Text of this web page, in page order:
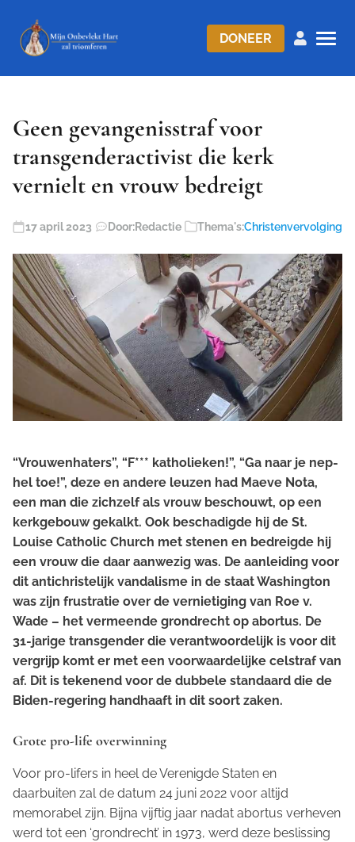
DONEER
Geen gevangenisstraf voor
transgenderactivist die kerk
vernielt en vrouw bedreigt
17 april 2023 Door:Redactie Thema's:Christenvervolging
“Vrouwenhaters”, “F*** katholieken!”, “Ga naar je nep-
hel toe!”, deze en andere leuzen had Maeve Nota,
een man die zichzelf als vrouw beschouwt, op een
kerkgebouw gekalkt. Ook beschadigde hij de St.
Louise Catholic Church met stenen en bedreigde hij
een vrouw die daar aanwezig was. De aanleiding voor
dit antichristelijk vandalisme in de staat Washington
was zijn frustratie over de vernietiging van Roe v.
Wade – het vermeende grondrecht op abortus. De
31-jarige transgender die verantwoordelijk is voor dit
vergrijp komt er met een voorwaardelijke celstraf van
af. Dit is tekenend voor de dubbele standaard die de
Biden-regering handhaaft in dit soort zaken.
Grote pro-life overwinning
Voor pro-lifers in heel de Verenigde Staten en
daarbuiten zal de datum 24 juni 2022 voor altijd
memorabel zijn. Bijna vijftig jaar nadat abortus verheven
werd tot een ‘grondrecht’ in 1973, werd deze beslissing